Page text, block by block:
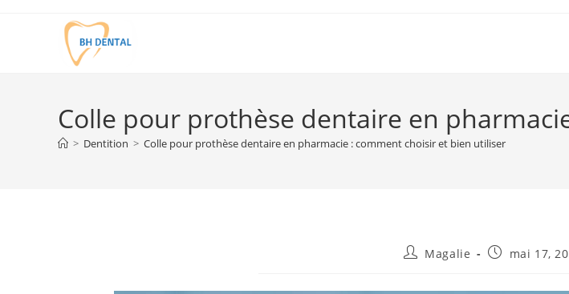
Colle pour prothèse dentaire en
> Dentition > Colle pour prothèse dentaire en pharmacie : comment choisir et bien utiliser
Magalie mai 17,